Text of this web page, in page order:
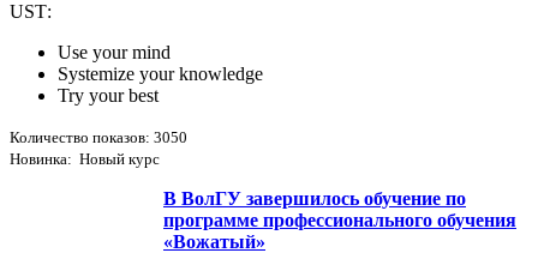
USТ:
Use your mind
Systemize your knowledge
Try your best
Количество показов: 3050
Новинка: Новый курс
В ВолГУ завершилось обучение по
программе профессионального обучения
«Вожатый»